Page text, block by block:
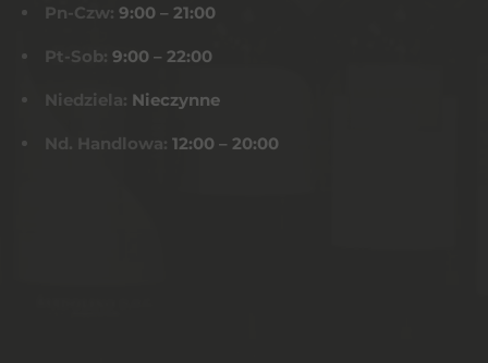
Pn-Czw: 9:00 – 21:00
Pt-Sob: 9:00 – 22:00
Niedziela: Nieczynne
Nd. Handlowa: 12:00 – 20:00